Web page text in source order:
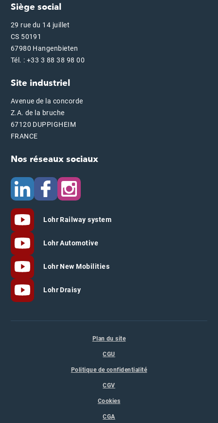
Siège social
29 rue du 14 juillet
CS 50191
67980 Hangenbieten
Tél. : +33 3 88 38 98 00
Site industriel
Avenue de la concorde
Z.A. de la bruche
67120 DUPPIGHEIM
FRANCE
Nos réseaux sociaux
Lohr Railway system
Lohr Automotive
Lohr New Mobilities
Lohr Draisy
Plan du site
CGU
Politique de confidentialité
CGV
Cookies
CGA